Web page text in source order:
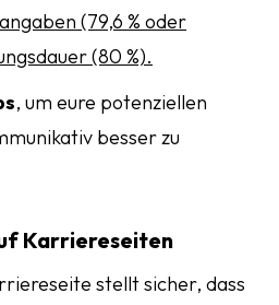
(79,6 % oder
(80 %).
, um eure potenziellen
besser zu
Karriereseiten
stellt sicher, dass